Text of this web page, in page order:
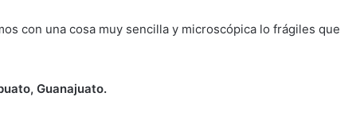
con una cosa muy sencilla y microscópica lo frágiles que
Guanajuato.